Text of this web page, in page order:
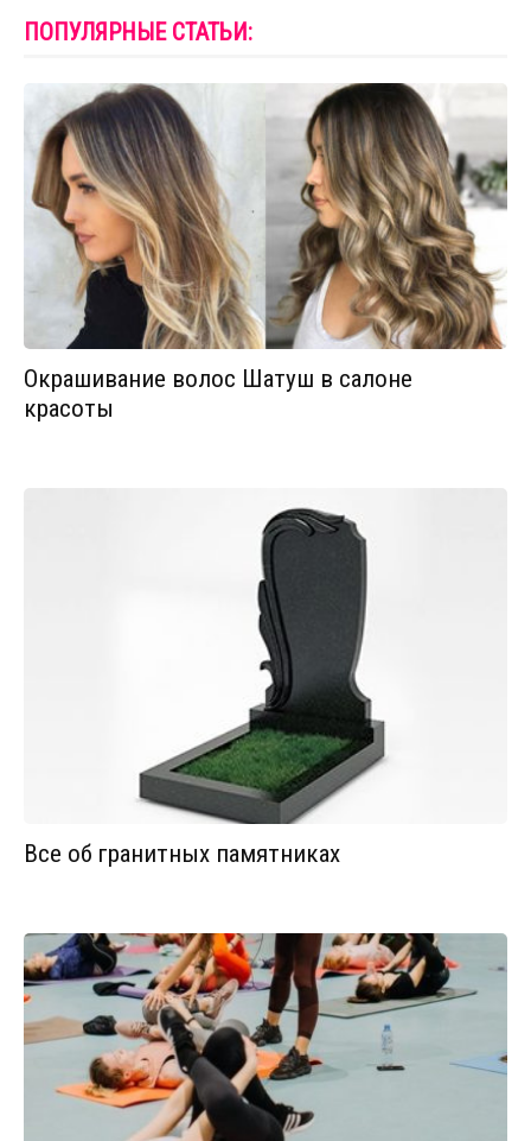
ПОПУЛЯРНЫЕ СТАТЬИ:
Окрашивание волос Шатуш в салоне
красоты
Все об гранитных памятниках